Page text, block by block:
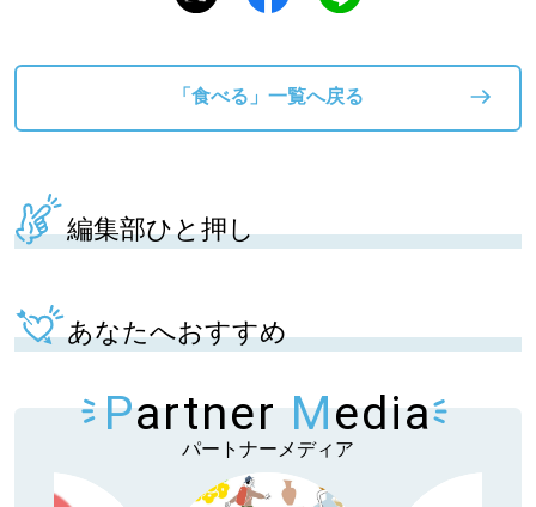
「食べる」一覧へ戻る
編集部ひと押し
あなたへおすすめ
Partner Media
パートナーメディア